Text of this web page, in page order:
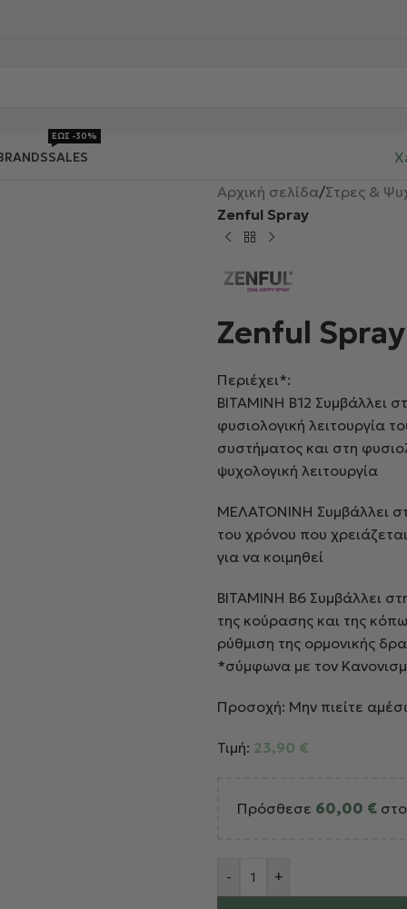
SALES
ΕΩΣ -30%
Αρχική σελίδα/Στρες &
Zenful Spray
Zenful Spray
Περιέχει*:
ΒΙΤΑΜΙΝΗ Β12 Συμβάλλει
φυσιολογική λειτουργία
συστήματος και στη
ψυχολογική λειτουργία
ΜΕΛΑΤΟΝΙΝΗ Συμβάλλει
του χρόνου που
για να κοιμηθεί
ΒΙΤΑΜΙΝΗ Β6 Συμβάλλει
της κούρασης και της
ρύθμιση της ορμονικής
*σύμφωνα με τον
Προσοχή: Μην πιείτε
Τιμή: 23,90 €
Πρόσθεσε 60,00 €
- +
Alternative: